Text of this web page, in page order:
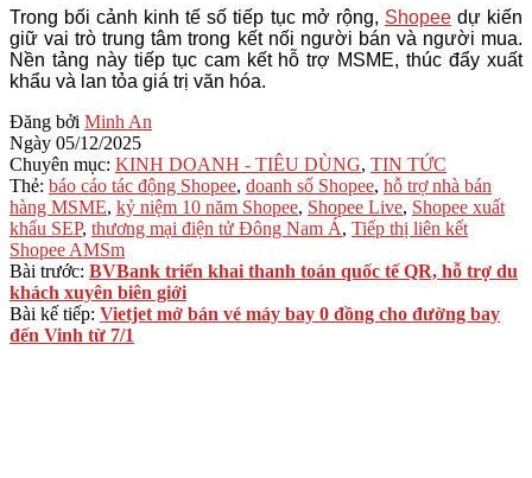
Trong bối cảnh kinh tế số tiếp tục mở rộng, Shopeedự kiến
giữ vai trò trung tâm trong kết nối người bán và người mua.
Nền tảng này tiếp tục cam kết hỗ trợ MSME, thúc đẩy xuất
khẩu và lan tỏa giá trị văn hóa.
2025-
12-
05
Đăng bởi Minh An
Ngày 05/12/2025
Chuyên mục: KINH DOANH - TIÊU DÙNG, TIN TỨC
Thẻ: báo cáo tác động Shopee, doanh số Shopee, hỗ trợ nhà bán
hàng MSME, kỷ niệm 10 năm Shopee, Shopee Live, Shopee xuất
khẩu SEP, thương mại điện tử Đông Nam Á, Tiếp thị liên kết
Shopee AMSm
Bài trước: BVBank triển khai thanh toán quốc tế QR, hỗ trợ du
khách xuyên biên giới
Bài kế tiếp: Vietjet mở bán vé máy bay 0 đồng cho đường bay
đến Vinh từ 7/1